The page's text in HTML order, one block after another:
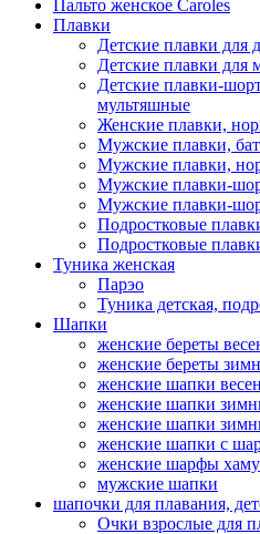
Пальто женское Caroles
Плавки
Детские плавки для
Детские плавки для
Детские плавки-
мультяшные
Женские плавки,
Мужские плавки,
Мужские плавки,
Мужские плавки-
Мужские плавки-
Подростковые
Подростковые
Туникa женская
Парэо
Туника детская,
Шапки
женские береты
женские береты
женские шапки
женские шапки
женские шапки
женские шапки с
женские шарфы
мужские шапки
шапочки для плавания,
Очки взрослые для